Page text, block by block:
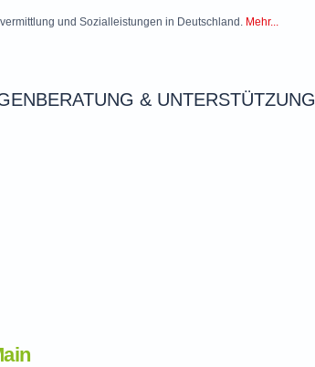
und Sozialleistungen in Deutschland. Mehr...
BERATUNG & UNTERSTÜTZUNG